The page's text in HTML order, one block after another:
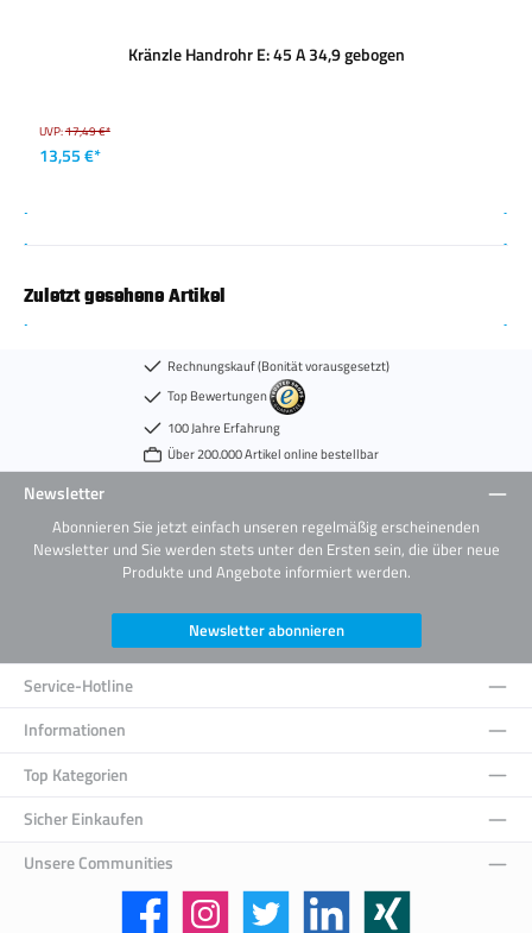
Kränzle Handrohr E: 45 A 34,9 gebogen
UVP:17,49 €*
13,55 €*
Zuletzt gesehene Artikel
Rechnungskauf (Bonität vorausgesetzt)
Top Bewertungen
100 Jahre Erfahrung
Über 200.000 Artikel online bestellbar
Newsletter
Abonnieren Sie jetzt einfach unseren regelmäßig erscheinenden
Newsletter und Sie werden stets unter den Ersten sein, die über neue
Produkte und Angebote informiert werden.
Newsletter abonnieren
Service-Hotline
Informationen
Top Kategorien
Sicher Einkaufen
Unsere Communities
Facebook Instagram Twitter LinkedIn Xing